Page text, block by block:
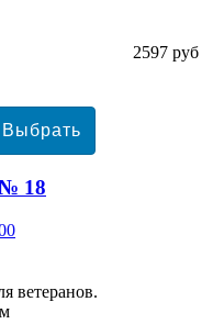
2597 руб
18
ветеранов.